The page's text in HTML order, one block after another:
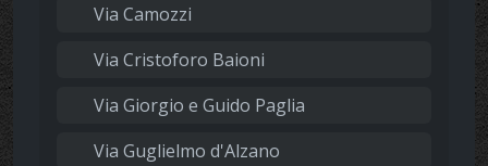
Via Camozzi
Via Cristoforo Baioni
Via Giorgio e Guido Paglia
Via Guglielmo d'Alzano